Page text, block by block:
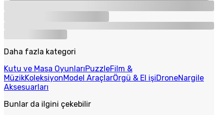
Daha fazla kategori
Kutu ve Masa OyunlarıPuzzleFilm &
MüzikKoleksiyonModel AraçlarÖrgü & El işiDroneNargile
Aksesuarları
Bunlar da ilgini çekebilir